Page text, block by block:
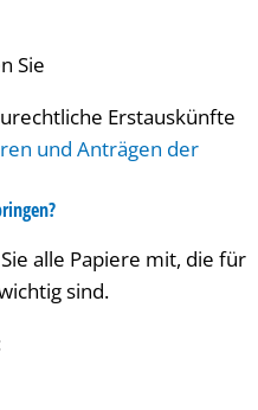
Sie
Erstauskünfte
und Anträgen der
alle Papiere mit, die für
sind.